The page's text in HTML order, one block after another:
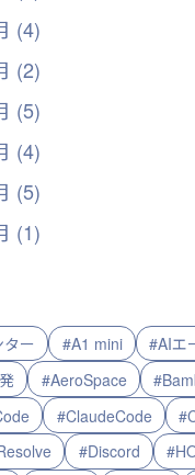
(4)
(2)
(5)
(4)
(5)
(1)
ー #A1 mini
#AIエ
#AeroSpace
#ClaudeCode
#Discord